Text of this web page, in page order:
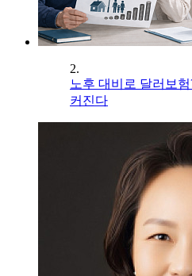
2.
노후 대비로 달러보
커진다